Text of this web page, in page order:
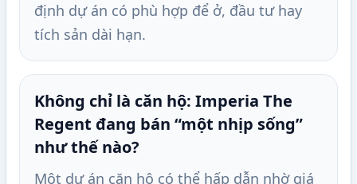
định dự án có phù hợp để ở, đầu tư hay
tích sản dài hạn.
Không chỉ là căn hộ: Imperia The
Regent đang bán “một nhịp sống”
như thế nào?
Một dự án căn hộ có thể hấp dẫn nhờ giá